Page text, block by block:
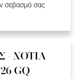
σεβασμό σας
- ΝΟΤΙΑ
GQ